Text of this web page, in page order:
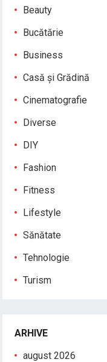
Beauty
Bucătărie
Business
Casă și Grădină
Cinematografie
Diverse
DIY
Fashion
Fitness
Lifestyle
Sănătate
Tehnologie
Turism
ARHIVE
august 2026